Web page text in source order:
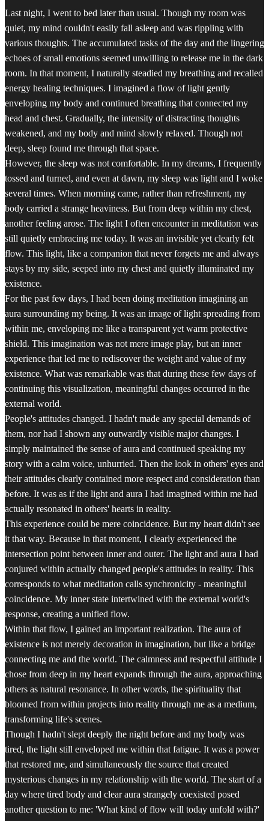
Last night, I went to bed later than usual. Though my room was
quiet, my mind couldn't easily fall asleep and was rippling with
various thoughts. The accumulated tasks of the day and the lingering
echoes of small emotions seemed unwilling to release me in the dark
room. In that moment, I naturally steadied my breathing and recalled
energy healing techniques. I imagined a flow of light gently
enveloping my body and continued breathing that connected my
head and chest. Gradually, the intensity of distracting thoughts
weakened, and my body and mind slowly relaxed. Though not
deep, sleep found me through that space.
However, the sleep was not comfortable. In my dreams, I frequently
tossed and turned, and even at dawn, my sleep was light and I woke
several times. When morning came, rather than refreshment, my
body carried a strange heaviness. But from deep within my chest,
another feeling arose. The light I often encounter in meditation was
still quietly embracing me today. It was an invisible yet clearly felt
flow. This light, like a companion that never forgets me and always
stays by my side, seeped into my chest and quietly illuminated my
existence.
For the past few days, I had been doing meditation imagining an
aura surrounding my being. It was an image of light spreading from
within me, enveloping me like a transparent yet warm protective
shield. This imagination was not mere image play, but an inner
experience that led me to rediscover the weight and value of my
existence. What was remarkable was that during these few days of
continuing this visualization, meaningful changes occurred in the
external world.
People's attitudes changed. I hadn't made any special demands of
them, nor had I shown any outwardly visible major changes. I
simply maintained the sense of aura and continued speaking my
story with a calm voice, unhurried. Then the look in others' eyes and
their attitudes clearly contained more respect and consideration than
before. It was as if the light and aura I had imagined within me had
actually resonated in others' hearts in reality.
This experience could be mere coincidence. But my heart didn't see
it that way. Because in that moment, I clearly experienced the
intersection point between inner and outer. The light and aura I had
conjured within actually changed people's attitudes in reality. This
corresponds to what meditation calls synchronicity - meaningful
coincidence. My inner state intertwined with the external world's
response, creating a unified flow.
Within that flow, I gained an important realization. The aura of
existence is not merely decoration in imagination, but like a bridge
connecting me and the world. The calmness and respectful attitude I
chose from deep in my heart expands through the aura, approaching
others as natural resonance. In other words, the spirituality that
bloomed from within projects into reality through me as a medium,
transforming life's scenes.
Though I hadn't slept deeply the night before and my body was
tired, the light still enveloped me within that fatigue. It was a power
that restored me, and simultaneously the source that created
mysterious changes in my relationship with the world. The start of a
day where tired body and clear aura strangely coexisted posed
another question to me: 'What kind of flow will today unfold with?'